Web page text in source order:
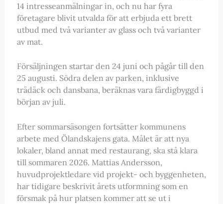
14 intresseanmälningar in, och nu har fyra
företagare blivit utvalda för att erbjuda ett brett
utbud med två varianter av glass och två varianter
av mat.
Försäljningen startar den 24 juni och pågår till den
25 augusti. Södra delen av parken, inklusive
trädäck och dansbana, beräknas vara färdigbyggd i
början av juli.
Efter sommarsäsongen fortsätter kommunens
arbete med Ölandskajens gata. Målet är att nya
lokaler, bland annat med restaurang, ska stå klara
till sommaren 2026. Mattias Andersson,
huvudprojektledare vid projekt- och byggenheten,
har tidigare beskrivit årets utformning som en
försmak på hur platsen kommer att se ut i